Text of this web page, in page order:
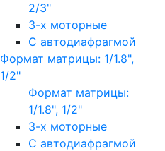
2/3"
3-х моторные
С автодиафрагмой
Формат матрицы: 1/1.8",
1/2"
Формат матрицы:
1/1.8", 1/2"
3-х моторные
С автодиафрагмой